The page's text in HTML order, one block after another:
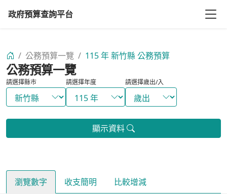
政府預算查詢平台
/ 公務預算一覽 / 115 年 新竹縣 公務預算
公務預算一覽
請選擇縣市 請選擇年度 請選擇歲出/入
顯示資料
瀏覽數字 收支簡明 比較增減